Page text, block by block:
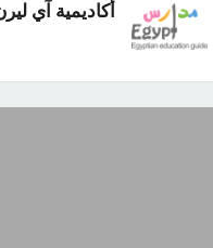
أكاديمية آي